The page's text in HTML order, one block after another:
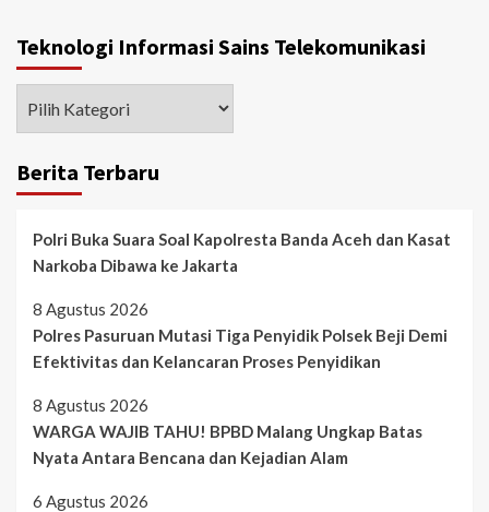
Teknologi Informasi Sains Telekomunikasi
Berita Terbaru
Polri Buka Suara Soal Kapolresta Banda Aceh dan Kasat
Narkoba Dibawa ke Jakarta
8 Agustus 2026
Polres Pasuruan Mutasi Tiga Penyidik Polsek Beji Demi
Efektivitas dan Kelancaran Proses Penyidikan
8 Agustus 2026
WARGA WAJIB TAHU! BPBD Malang Ungkap Batas
Nyata Antara Bencana dan Kejadian Alam
6 Agustus 2026